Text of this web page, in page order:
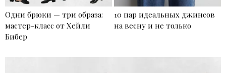
Одни брюки — три образа:
мастер-класс от Хейли
Бибер
10 пар идеальных джинсов
на весну и не только